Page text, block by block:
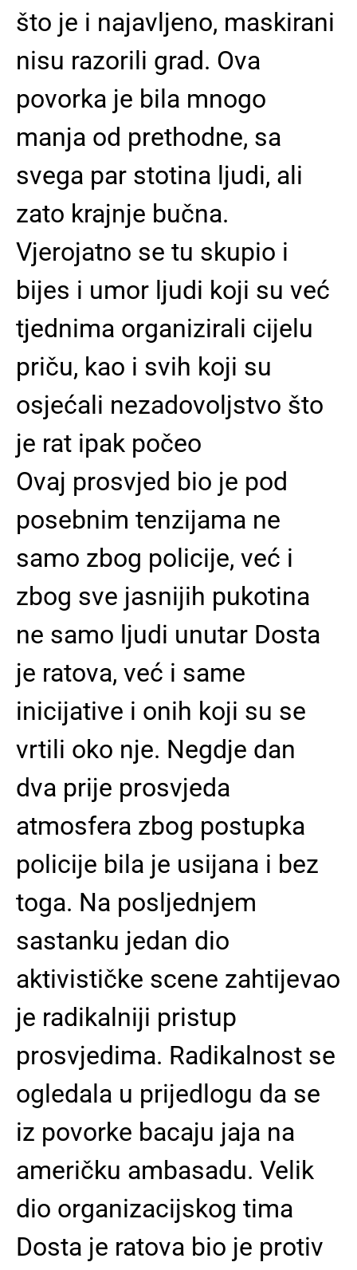
što je i najavljeno, maskirani
nisu razorili grad. Ova
povorka je bila mnogo
manja od prethodne, sa
svega par stotina ljudi, ali
zato krajnje bučna.
Vjerojatno se tu skupio i
bijes i umor ljudi koji su već
tjednima organizirali cijelu
priču, kao i svih koji su
osjećali nezadovoljstvo što
je rat ipak počeo
Ovaj prosvjed bio je pod
posebnim tenzijama ne
samo zbog policije, već i
zbog sve jasnijih pukotina
ne samo ljudi unutar Dosta
je ratova, već i same
inicijative i onih koji su se
vrtili oko nje. Negdje dan
dva prije prosvjeda
atmosfera zbog postupka
policije bila je usijana i bez
toga. Na posljednjem
sastanku jedan dio
aktivističke scene zahtijevao
je radikalniji pristup
prosvjedima. Radikalnost se
ogledala u prijedlogu da se
iz povorke bacaju jaja na
američku ambasadu. Velik
dio organizacijskog tima
Dosta je ratova bio je protiv